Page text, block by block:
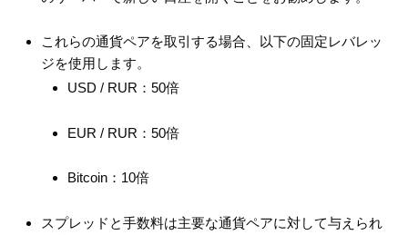
これらの通貨ペアを取引する場合、以下の固定レバレッ
ジを使用します。
USD / RUR：50倍
EUR / RUR：50倍
Bitcoin：10倍
スプレッドと手数料は主要な通貨ペアに対して与えられ